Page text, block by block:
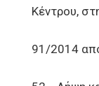
Κέντρου,
91/2014